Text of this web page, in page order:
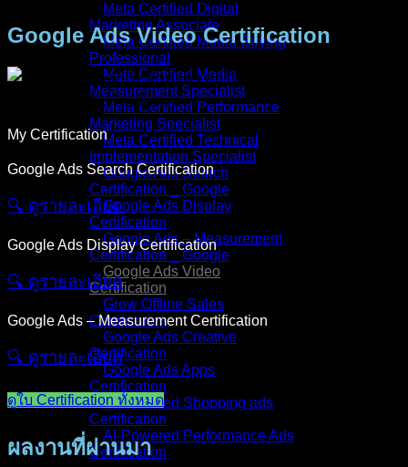
Meta Certified Digital
Marketing Associate
Meta Certified Media Buying
Professional
Meta Certified Media
Measurement Specialist
Meta Certified Performance
Marketing Specialist
Meta Certified Technical
Implementation Specialist
Google Ads Search
Certification _ Google
Google Ads Display
Certification
Google Ads – Measurement
Certification _ Google
Google Ads Video
Certification
Grow Offline Sales
Certification
Google Ads Creative
Certification
Google Ads Apps
Certification
AI-Powered Shopping ads
Certification
AI-Powered Performance Ads
Certification
Google Ads Video Certification
My Certification
Google Ads Search Certification
🔍︎ ดูรายละเอียด
Google Ads Display Certification
🔍︎ ดูรายละเอียด
Google Ads – Measurement Certification
🔍︎ ดูรายละเอียด
ดูใบ Certification ทั้งหมด
ผลงานที่ผ่านมา